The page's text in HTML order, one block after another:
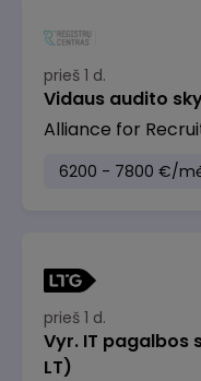
prieš 1 d.
Vidaus audito
Alliance for
6200 - 7800 €/
prieš 1 d.
Vyr. IT pagalbos
LT)